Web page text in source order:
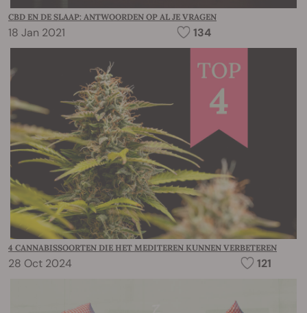
CBD EN DE SLAAP: ANTWOORDEN OP AL JE VRAGEN
18 Jan 2021 134
4 CANNABISSOORTEN DIE HET MEDITEREN KUNNEN VERBETEREN
28 Oct 2024 121